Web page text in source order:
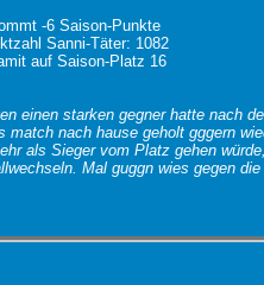
-6 Saison-Punkte
Sanni-Täter: 1082
auf Saison-Platz 16
einen starken gegner hatte nach
nach hause geholt gggern
als Sieger vom Platz gehen
Mal guggn wies gegen